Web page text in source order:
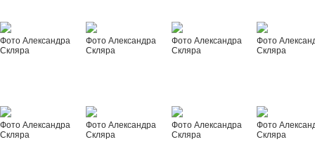
Фото Александра
Скляра
Фото Александра
Скляра
Фото Александра
Скляра
Фото
Скляра
Фото Александра
Скляра
Фото Александра
Скляра
Фото Александра
Скляра
Фото
Скляра